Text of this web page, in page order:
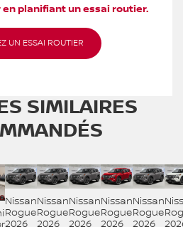
planifiant un essai routier.
UN ESSAI ROUTIER
SIMILAIRES
Nissan
Rogue
2026
Nissan
Rogue
2026
Nissan
Rogue
2026
Nissan
Rogue
2026
Nissan
Rogue
2026